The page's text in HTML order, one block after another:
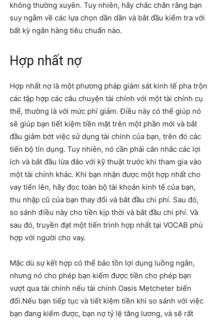
không thường xuyên. Tuy nhiên, hãy chắc chắn rằng bạn
suy ngẫm về các lựa chọn dần dần và bắt đầu kiểm tra với
bất kỳ ngân hàng tiêu chuẩn nào.
Hợp nhất nợ
Hợp nhất nợ là một phương pháp giám sát kinh tế pha trộn
các tập hợp các câu chuyện tài chính với một tài chính cụ
thể, thường là với mức phí giảm. Điều này có thể giúp nó
sẽ giúp bạn tiết kiệm tiền mặt trên một phần mới và bắt
đầu giảm bớt việc sử dụng tài chính của bạn, trên đó các
tiến bộ tín dụng. Tuy nhiên, nó cần phải cân nhắc các lợi
ích và bắt đầu lừa đảo với kỹ thuật trước khi tham gia vào
một tài chính khác. Khi bạn nhận được một hợp nhất cho
vay tiến lên, hãy đọc toàn bộ tài khoản kinh tế của bạn,
thu nhập cũ của bạn thay đổi và bắt đầu chi phí. Sau đó,
so sánh điều này cho tiền kịp thời và bắt đầu chi phí. Và
sau đó, truyền đạt một tiến trình hợp nhất tại VOCAB phù
hợp với người cho vay.
Mặc dù sự kết hợp có thể bảo tồn lợi dụng luồng ngắn,
nhưng nó cho phép bạn kiếm được tiền cho phép bạn
vượt qua tài chính nếu tài chính Oasis Metcheter biến
đổi.Nếu bạn tiếp tục và tiết kiệm tiền khi so sánh với việc
bạn đang kiếm được, bạn nợ tỷ lệ tăng lương, và sẽ rất